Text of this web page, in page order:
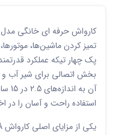
تمیز کردن ماشین‌ها،
پک چهار تیکه عملکرد
بخش اتصالی برای شیر آب
آن
استفاده راحت و آسان را در